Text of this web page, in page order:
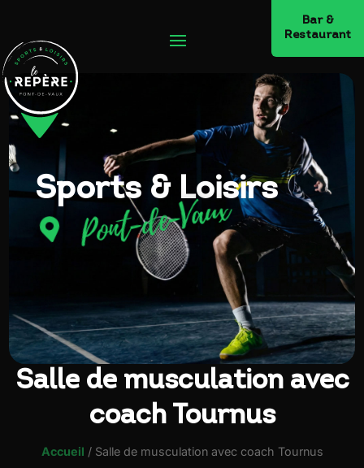
Bar &
Restaurant
Sports & Loisirs
 Pont-de-Vaux
Salle de musculation avec
coach Tournus
Accueil / Salle de musculation avec coach Tournus